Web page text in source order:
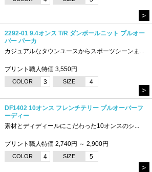
>
2292-01 9.4オンス T/R ダンボールニット プルオー
バー パーカ
カジュアルなタウンユースからスポーツシーンま...
プリント職人特価 3,550円
COLOR 3 SIZE 4
>
DF1402 10オンス フレンチテリー プルオーバーフ
ーディー
素材とディディールにこだわった10オンスのシ...
プリント職人特価 2,740円 ～ 2,900円
COLOR 4 SIZE 5
>